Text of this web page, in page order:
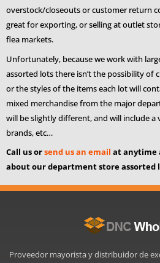
overstock/closeouts or customer return
great for exporting, or selling at outlet
flea markets.
Unfortunately, because we work with
assorted lots there isn’t the possibility of
or the styles of the items each lot will
mixed merchandise from the major
will be slightly different, and will include a
brands, etc…
Call us orsend us an email at anytime
about our department store assorted
Proveedor mayorista y distribuidor de